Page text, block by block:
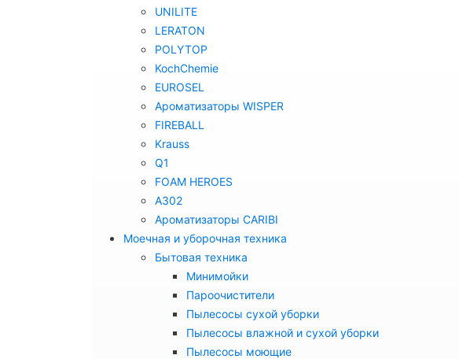
UNILITE
LERATON
POLYTOP
KochChemie
EUROSEL
Ароматизаторы WISPER
FIREBALL
Krauss
Q1
FOAM HEROES
A302
Ароматизаторы CARIBI
Моечная и уборочная техника
Бытовая техника
Минимойки
Пароочистители
Пылесосы сухой уборки
Пылесосы влажной и сухой уборки
Пылесосы моющие